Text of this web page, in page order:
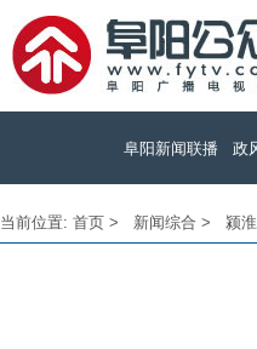
阜阳新闻联播 政
当前位置: 首页 > 新闻综合 > 颍